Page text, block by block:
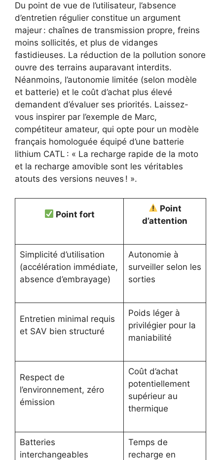
Du point de vue de l’utilisateur, l’absence
d’entretien régulier constitue un argument
majeur : chaînes de transmission propre, freins
moins sollicités, et plus de vidanges
fastidieuses. La réduction de la pollution sonore
ouvre des terrains auparavant interdits.
Néanmoins, l’autonomie limitée (selon modèle
et batterie) et le coût d’achat plus élevé
demandent d’évaluer ses priorités. Laissez-
vous inspirer par l’exemple de Marc,
compétiteur amateur, qui opte pour un modèle
français homologuée équipé d’une batterie
lithium CATL : « La recharge rapide de la moto
et la recharge amovible sont les véritables
atouts des versions neuves ! ».
Point fort
Point
d’attention
Simplicité d’utilisation
(accélération immédiate,
absence d’embrayage)
Autonomie à
surveiller selon les
sorties
Entretien minimal requis
et SAV bien structuré
Poids léger à
privilégier pour la
maniabilité
Respect de
l’environnement, zéro
émission
Coût d’achat
potentiellement
supérieur au
thermique
Batteries
interchangeables
Temps de
recharge en